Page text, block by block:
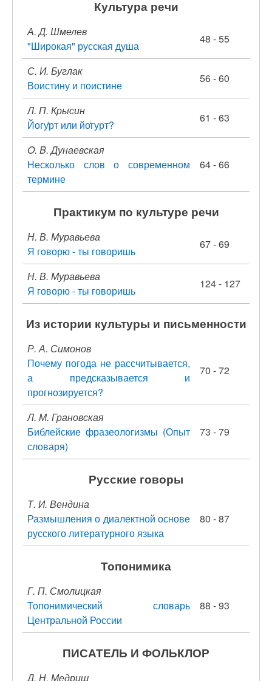
Культура речи
А. Д. Шмелев
"Широкая" русская душа
48 - 55
С. И. Буглак
Воистину и поистине
56 - 60
Л. П. Крысин
Йогу̒рт или йо̒гурт?
61 - 63
O. B. Дунаевская
Несколько слов о современном
термине
64 - 66
Практикум по культуре речи
Н. В. Муравьева
Я говорю - ты говоришь
67 - 69
Н. В. Муравьева
Я говорю - ты говоришь
124 - 127
Из истории культуры и письменности
Р. А. Симонов
Почему погода не рассчитывается,
а предсказывается и
прогнозируется?
70 - 72
Л. М. Грановская
Библейские фразеологизмы (Опыт
словаря)
73 - 79
Русские говоры
Т. И. Вендина
Размышления о диалектной основе
русского литературного языка
80 - 87
Топонимика
Г. П. Смолицкая
Топонимический словарь
Центральной России
88 - 93
ПИСАТЕЛЬ И ФОЛЬКЛОР
Д. Н. Медриш